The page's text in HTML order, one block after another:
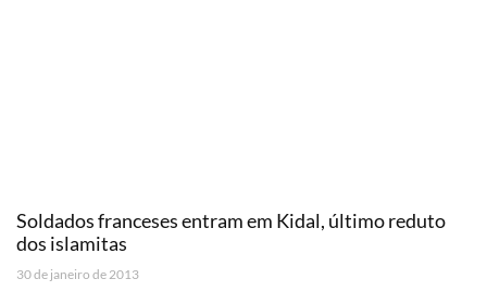
Soldados franceses entram em Kidal, último reduto
dos islamitas
30 de janeiro de 2013